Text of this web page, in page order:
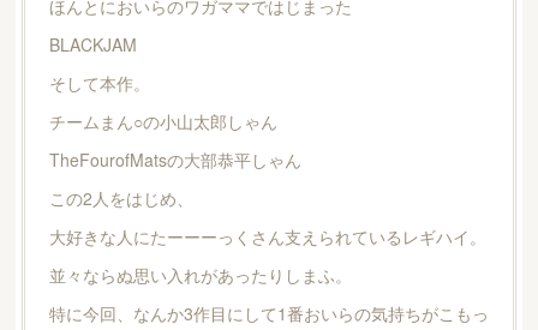
ほんとにおいらのワガママではじまった
BLACKJAM
そして本作。
チームまん○の小山太郎しゃん
TheFourofMatsの大部恭平しゃん
この2人をはじめ、
大好きな人にたーーーっくさん支えられているレギハイ。
並々ならぬ思い入れがあったりしまふ。
特に今回、なんか3作目にして1番おいらの気持ちがこもっ